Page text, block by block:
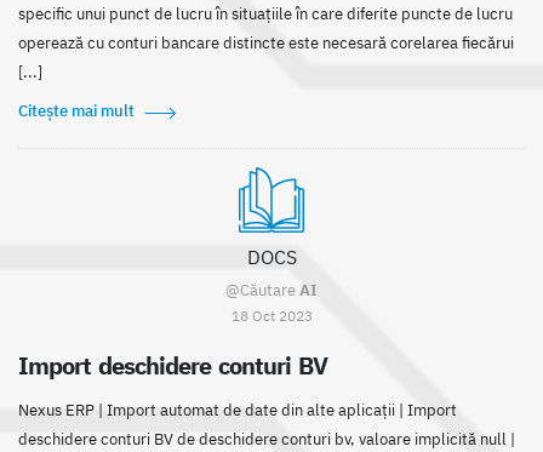
specific unui punct de lucru în situațiile în care diferite puncte de lucru
operează cu conturi bancare distincte este necesară corelarea fiecărui
[...]
Citește mai mult
DOCS
@CăutareAI
18 Oct 2023
Import deschidere conturi BV
Nexus ERP | Import automat de date din alte aplicații | Import
deschidere conturi BV de deschidere conturi bv, valoare implicită null |